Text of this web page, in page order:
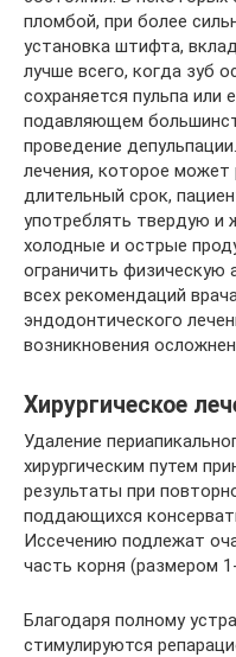
пломбой, при более
установка штифта,
лучше всего, когда зуб
сохраняется пульпа или
подавляющем
проведение
лечения, которое может
длительный срок,
употреблять твердую и
холодные и острые
ограничить
всех рекомендаций
эндодонтического
возникновения
Хирургическое
Удаление
хирургическим путем
результаты при
поддающихся
Иссечению подлежат
часть корня (размером
Благодаря полному
стимулируются